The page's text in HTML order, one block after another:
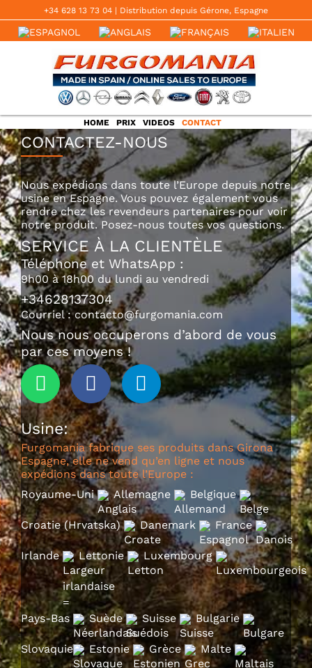
to
content
+34 628 13 73 04 ‬ | Distribution depuis Gérone, Espagne
HOME PRIX VIDEOS CONTACT
CONTACTEZ-NOUS
Nous expédions dans toute l’Europe depuis notre
usine en Espagne. Vous pouvez également vous
rendre chez les revendeurs partenaires pour voir
notre produit. Posez-nous toutes vos questions.
SERVICE À LA CLIENTÈLE
Téléphone et WhatsApp :
9h00 à 18h00 du lundi au vendredi
+34628137304‬
Courriel :contacto@furgomania.com
Nous nous occuperons d’abord de vous
par ces moyens !
Usine:
Furgomania fabrique ses produits dans Girona
Espagne, elle ne vend qu’en ligne et nous
expédions dans toute l’Europe :
Royaume-Uni
Allemagne Belgique
Croatie (Hrvatska) Danemark France
Irlande Lettonie Luxembourg
Pays-Bas Suède Suisse Bulgarie
Slovaquie Estonie Grèce Malte